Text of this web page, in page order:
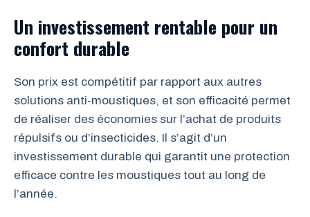
Un investissement rentable pour un
confort durable
Son prix est compétitif par rapport aux autres
solutions anti-moustiques, et son efficacité permet
de réaliser des économies sur l’achat de produits
répulsifs ou d’insecticides. Il s’agit d’un
investissement durable qui garantit une protection
efficace contre les moustiques tout au long de
l’année.